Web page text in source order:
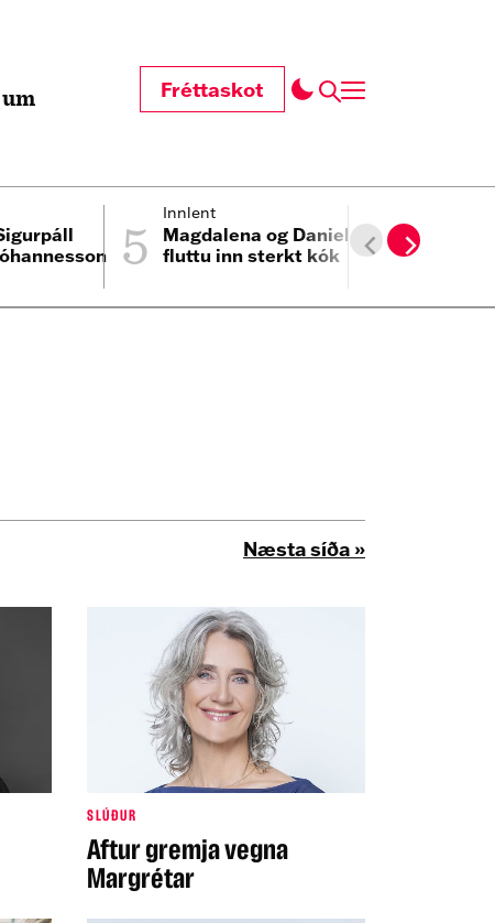
Fréttaskot
5 Innlent
Magdalena og Daniel
fluttu inn sterkt kók
6
Eitt
einbýli
Næsta síða »
SLÚÐUR
Aftur gremja vegna
Margrétar